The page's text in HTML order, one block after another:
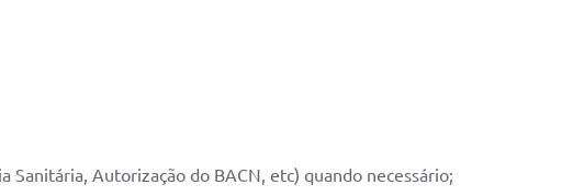
Sanitária, Autorização do BACN, etc) quando necessário;